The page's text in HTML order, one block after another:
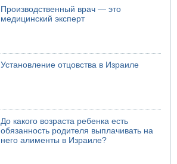
Производственный врач — это
медицинский эксперт
Установление отцовства в Израиле
До какого возраста ребенка есть
обязанность родителя выплачивать на
него алименты в Израиле?